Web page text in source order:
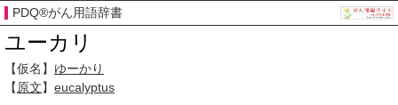
PDQ®がん用語辞書
ユーカリ
【仮名】 ゆーかり
【 原文】 eucalyptus